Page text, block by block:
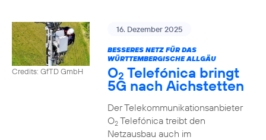
Credits: GfTD GmbH
16. Dezember 2025
BESSERES NETZ FÜR DAS
WÜRTTEMBERGISCHE ALLGÄU
O2 Telefónica bringt
5G nach Aichstetten
Der Telekommunikationsanbieter
O2Telefónica treibt den
Netzausbau auch im